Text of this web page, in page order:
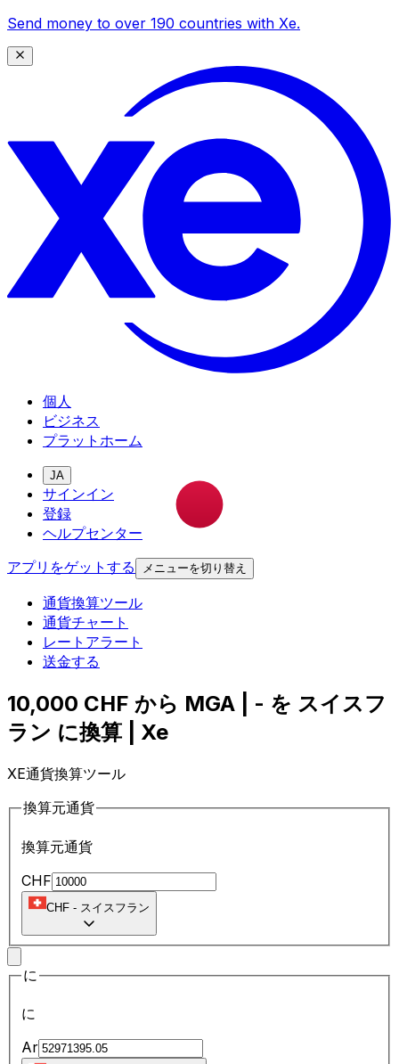
Send money to over 190 countries with Xe.
個人
ビジネス
プラットホーム
JA
サインイン
登録
ヘルプセンター
アプリをゲットする
メニューを切り替え
通貨換算ツール
通貨チャート
レートアラート
送金する
10,000 CHF から MGA | - を スイスフ
ラン に換算 | Xe
XE通貨換算ツール
換算元通貨
換算元通貨
CHF
CHF - スイスフラン
に
に
Ar